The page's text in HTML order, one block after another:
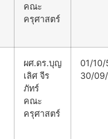
คณะ
ครุศาสตร์
ผศ.ดร.บุญ
เลิศ จีร
ภัทร์
คณะ
ครุศาสตร์
01/
30/